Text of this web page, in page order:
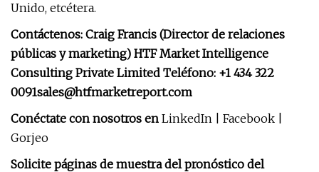
Unido, etcétera.
Contáctenos: Craig Francis (Director de relaciones
públicas y marketing) HTF Market Intelligence
Consulting Private Limited Teléfono: +1 434 322
0091sales@htfmarketreport.com
Conéctate con nosotros en LinkedIn | Facebook |
Gorjeo
Solicite páginas de muestra del pronóstico del